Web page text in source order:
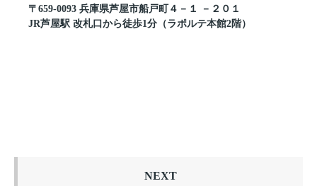
〒659-0093 兵庫県芦屋市船戸町４－１ －２０１
JR芦屋駅 改札口から徒歩1分（ラポルテ本館2階）
NEXT